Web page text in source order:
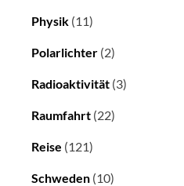
Physik (11)
Polarlichter (2)
Radioaktivität (3)
Raumfahrt (22)
Reise (121)
Schweden (10)